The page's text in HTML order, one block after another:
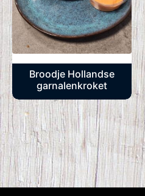
Broodje Hollandse
garnalenkroket